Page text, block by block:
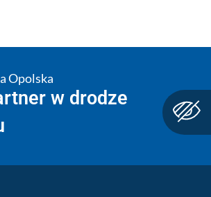
Opolska
w drodze